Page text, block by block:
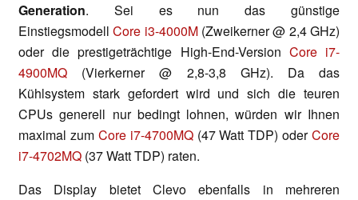
Generation. Sei es nun das günstige
EinstiegsmodellCore i3-4000M(Zweikerner @ 2,4 GHz)
oder die prestigeträchtige High-End-Version Core i7-
4900MQ (Vierkerner @ 2,8-3,8 GHz). Da das
Kühlsystem stark gefordert wird und sich die teuren
CPUs generell nur bedingt lohnen, würden wir Ihnen
maximal zum Core i7-4700MQ(47 Watt TDP) oderCore
i7-4702MQ (37 Watt TDP) raten.
Das Display bietet Clevo ebenfalls in mehreren